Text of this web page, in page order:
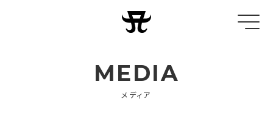
MEDIA
メディア